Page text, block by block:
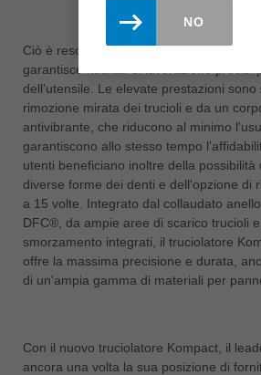
Ciò è reso possibile da un'innovativa
garantisce risultati di lavorazione precisi
dell'utensile. Le elevate prestazioni
rimozione mirata dei trucioli e da un
antivibrante, che riducono al minimo
garantiscono allo stesso tempo
utenti beneficiano inoltre della possibilità
diverse forme dei denti e dell'opzione di
a 15 volte. Integrato dal collaudato
DFC®, da ampie aree di scarico trucioli
smorzamento integrati, il truciolatore
offre la massima precisione e durata,
di un'ampia gamma di materiali per
Con il nuovo truciolatore Kompact, il
ancora una volta la sua posizione di
NO